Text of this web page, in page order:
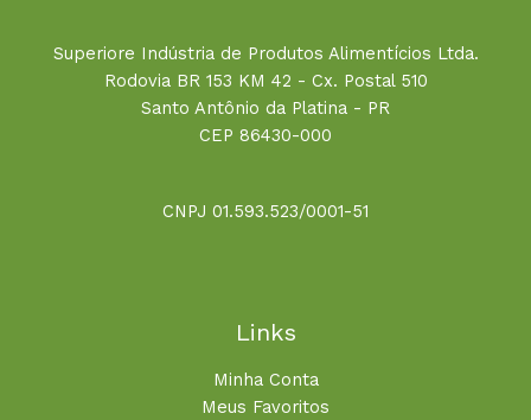
Superiore Indústria de Produtos Alimentícios Ltda.
Rodovia BR 153 KM 42 - Cx. Postal 510
Santo Antônio da Platina - PR
CEP 86430-000
CNPJ 01.593.523/0001-51
Links
Minha Conta
Meus Favoritos